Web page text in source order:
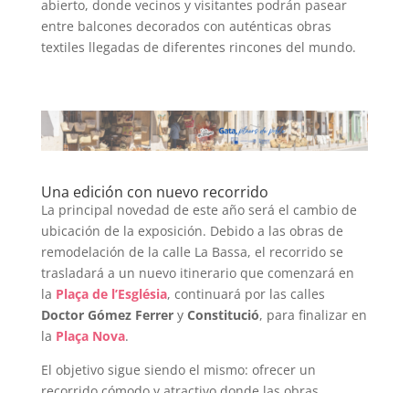
abierto, donde vecinos y visitantes podrán pasear
entre balcones decorados con auténticas obras
textiles llegadas de diferentes rincones del mundo.
Una edición con nuevo recorrido
La principal novedad de este año será el cambio de
ubicación de la exposición. Debido a las obras de
remodelación de la calle La Bassa, el recorrido se
trasladará a un nuevo itinerario que comenzará en
la Plaça de l’Església, continuará por las calles
Doctor Gómez Ferrery Constitució, para finalizar en
la Plaça Nova.
El objetivo sigue siendo el mismo: ofrecer un